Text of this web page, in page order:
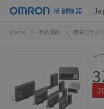
制御機器
Home > 商品情報 > 商品カテゴリ
レ